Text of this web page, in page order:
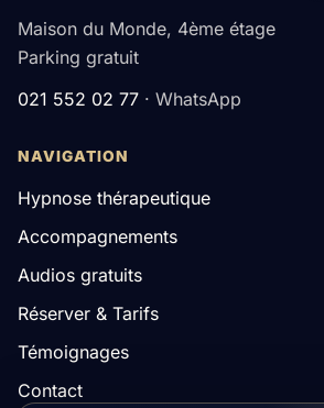
Maison du Monde, 4ème étage
Parking gratuit
021 552 02 77 · WhatsApp
NAVIGATION
Hypnose thérapeutique
Accompagnements
Audios gratuits
Réserver & Tarifs
Témoignages
Contact